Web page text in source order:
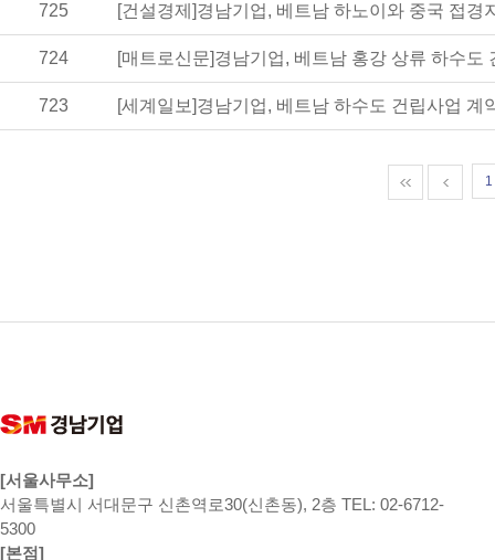
725 [건설경제]경남기업, 베트남 하노이와 중국 접경
724 [매트로신문]경남기업, 베트남 홍강 상류 하수도
723 [세계일보]경남기업, 베트남 하수도 건립사업 계
1
[서울사무소]
서울특별시 서대문구 신촌역로30(신촌동), 2층 TEL: 02-6712-
5300
[본점]